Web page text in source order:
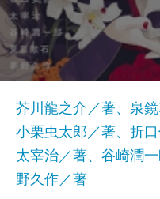
芥川龍之介／著、泉
小栗虫太郎／著、折
太宰治／著、谷崎潤
野久作／著